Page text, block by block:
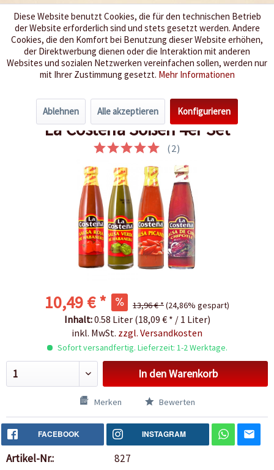
Wir würzen Ihr Leben
Menü
Übersicht Spar-Sets
La Costena Soßen 4er Set
(2)
10,49 € * 13,96 € *(24,86% gespart)
Inhalt:0.58 Liter (18,09 € * / 1 Liter)
inkl. MwSt. zzgl. Versandkosten
Sofort versandfertig. Lieferzeit: 1-2 Werktage.
In denWarenkorb
Merken Bewerten
FACEBOOK INSTAGRAM
Artikel-Nr.: 827
Diese Website benutzt Cookies, die für den technischen Betrieb
der Website erforderlich sind und stets gesetzt werden. Andere
Cookies, die den Komfort bei Benutzung dieser Website erhöhen,
der Direktwerbung dienen oder die Interaktion mit anderen
Websites und sozialen Netzwerken vereinfachen sollen, werden nur
mit Ihrer Zustimmung gesetzt. Mehr Informationen
Ablehnen Alle akzeptieren Konfigurieren